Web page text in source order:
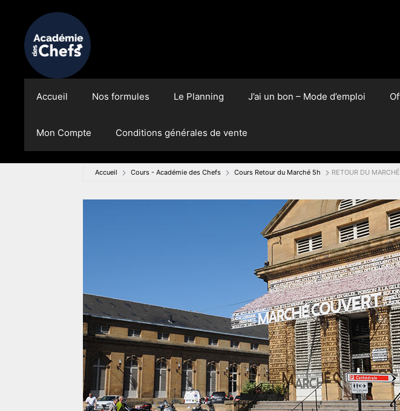
Accueil Nos formules Le Planning J’ai un bon – Mode d’emploi
Mon Compte Conditions générales de vente
Accueil Cours - Académie des Chefs Cours Retour du Marché 5h RETOUR DU